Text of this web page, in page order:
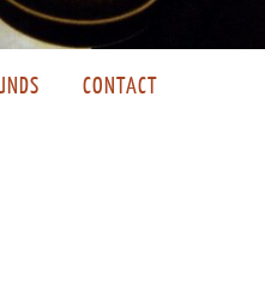
CONTACT